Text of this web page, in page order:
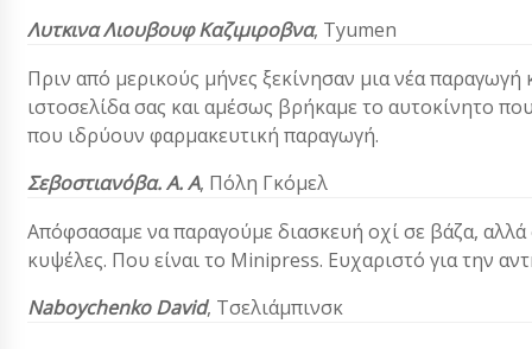
Λυτκινα Λιουβουφ Καζιμιροβνα, Τyumen
Πριν από μερικούς μήνες ξεκίνησαν μια νέα
ιστοσελίδα σας και αμέσως βρήκαμε το αυτοκίνητο
που ιδρύουν φαρμακευτική παραγωγή.
Σεβοστιανόβα. Α. Α, Πόλη Γκόμελ
Απόφσασαμε να παραγούμε διασκευή οχί σε βάζα, αλλά
κυψέλες. Που είναι το Minipress. Ευχαριστό για την
Naboychenko David, Τσελιάμπινσκ